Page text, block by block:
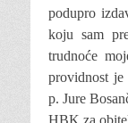
podupro
koju sam
trudnoće
providnost je
p. Jure
HBK za